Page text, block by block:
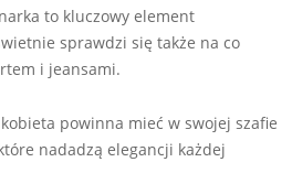
to kluczowy element
sprawdzi się także na co
i jeansami.
powinna mieć w swojej szafie
nadadzą elegancji każdej